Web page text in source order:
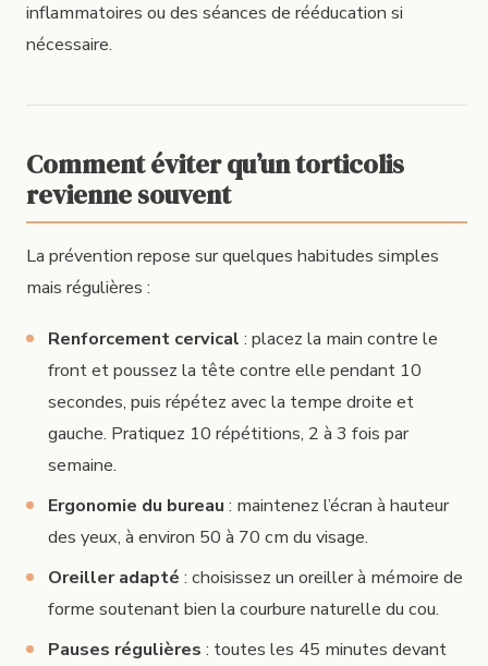
inflammatoires ou des séances de rééducation si
nécessaire.
Comment éviter qu’un torticolis
revienne souvent
La prévention repose sur quelques habitudes simples
mais régulières :
Renforcement cervical : placez la main contre le
front et poussez la tête contre elle pendant 10
secondes, puis répétez avec la tempe droite et
gauche. Pratiquez 10 répétitions, 2 à 3 fois par
semaine.
Ergonomie du bureau : maintenez l’écran à hauteur
des yeux, à environ 50 à 70 cm du visage.
Oreiller adapté : choisissez un oreiller à mémoire de
forme soutenant bien la courbure naturelle du cou.
Pauses régulières : toutes les 45 minutes devant